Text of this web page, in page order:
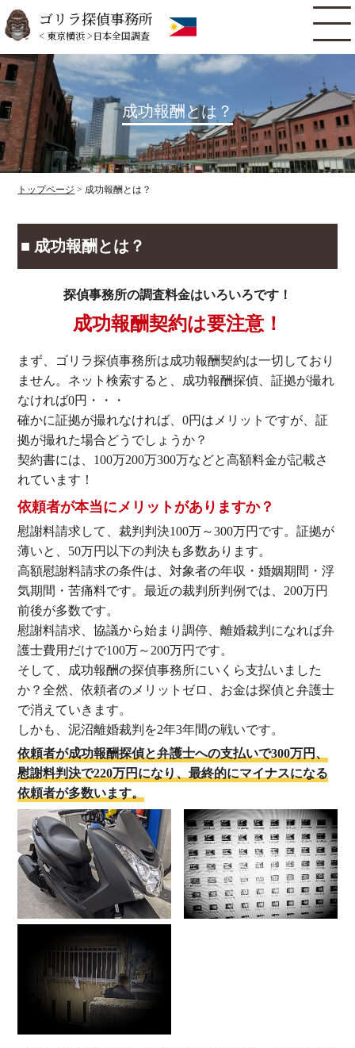
ゴリラ探偵事務所
< 東京横浜 >日本全国調査
成功報酬とは？
トップページ > 成功報酬とは？
■ 成功報酬とは？
探偵事務所の調査料金はいろいろです！
成功報酬契約は要注意！
まず、ゴリラ探偵事務所は成功報酬契約は一切しており
ません。ネット検索すると、成功報酬探偵、証拠が撮れ
なければ0円・・・
確かに証拠が撮れなければ、0円はメリットですが、証
拠が撮れた場合どうでしょうか？
契約書には、100万200万300万などと高額料金が記載さ
れています！
依頼者が本当にメリットがありますか？
慰謝料請求して、裁判判決100万～300万円です。証拠が
薄いと、50万円以下の判決も多数あります。
高額慰謝料請求の条件は、対象者の年収・婚姻期間・浮
気期間・苦痛料です。最近の裁判所判例では、200万円
前後が多数です。
慰謝料請求、協議から始まり調停、離婚裁判になれば弁
護士費用だけで100万～200万円です。
そして、成功報酬の探偵事務所にいくら支払いました
か？全然、依頼者のメリットゼロ、お金は探偵と弁護士
で消えていきます。
しかも、泥沼離婚裁判を2年3年間の戦いです。
依頼者が成功報酬探偵と弁護士への支払いで300万円、
慰謝料判決で220万円になり、最終的にマイナスになる
依頼者が多数います。